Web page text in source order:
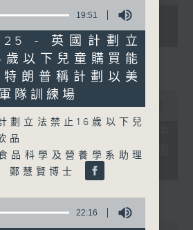
2 (HKT 11:04 -
22:32
沙地聯手美國加入中
哥販毒集團將製毒工場
19:51
- 英國計劃立
歲以下兒童購買能
朗普稱計劃以美
隊訓練場
劃立法禁止16歲以下兒
品
品科學及營養學系助理
鄭慧賢博士
22:16